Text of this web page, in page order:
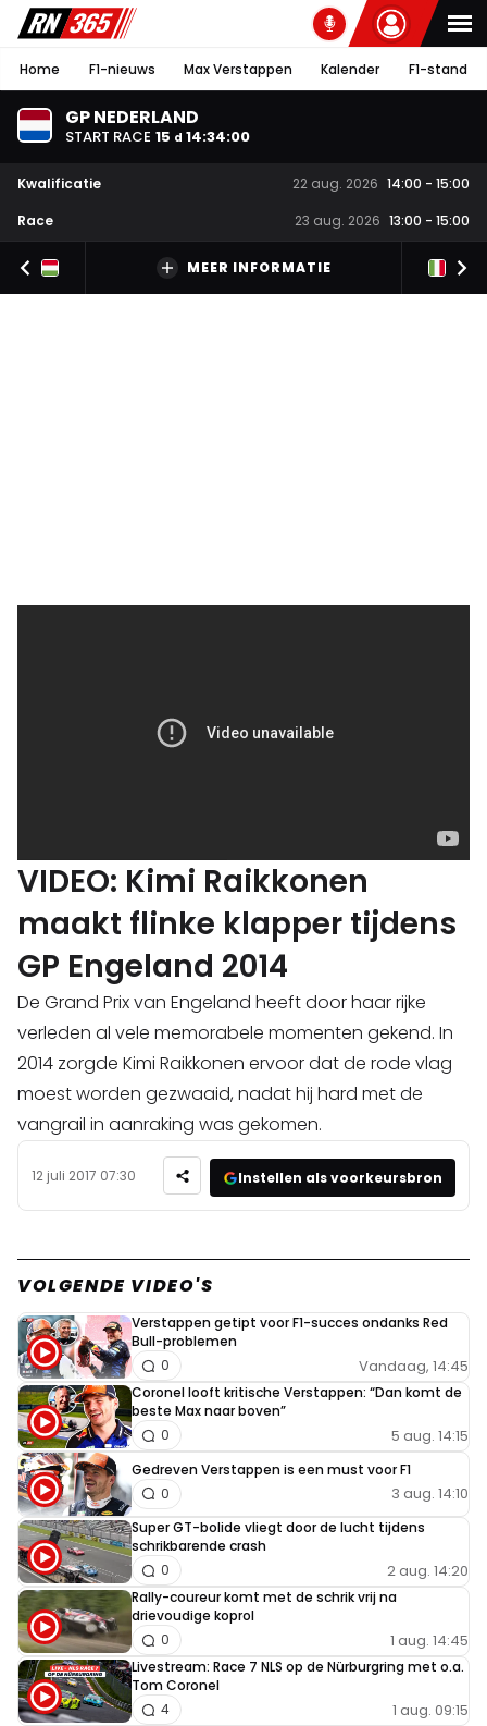
Home F1-nieuws Max Verstappen Kalender F1-stand
GP NEDERLAND
START RACE 15 d 14:33:59
Kwalificatie 22 aug. 2026 14:00 - 15:00
Race
23 aug. 2026 13:00 - 15:00
MEER INFORMATIE
VIDEO: Kimi Raikkonen
maakt flinke klapper tijdens
GP Engeland 2014
De Grand Prix van Engeland heeft door haar rijke
verleden al vele memorabele momenten gekend. In
2014 zorgde Kimi Raikkonen ervoor dat de rode vlag
moest worden gezwaaid, nadat hij hard met de
vangrail in aanraking was gekomen.
12 juli 2017 07:30 Instellen als voorkeursbron
VOLGENDE VIDEO'S
Verstappen getipt voor F1-succes ondanks Red
Bull-problemen
Vandaag, 14:45
0
Coronel looft kritische Verstappen: “Dan komt de
beste Max naar boven”
5 aug. 14:15
0
Gedreven Verstappen is een must voor F1
3 aug. 14:10
0
Super GT-bolide vliegt door de lucht tijdens
schrikbarende crash
2 aug. 14:20
0
Rally-coureur komt met de schrik vrij na
drievoudige koprol
1 aug. 14:45
0
Livestream: Race 7 NLS op de Nürburgring met o.a.
Tom Coronel
1 aug. 09:15
4